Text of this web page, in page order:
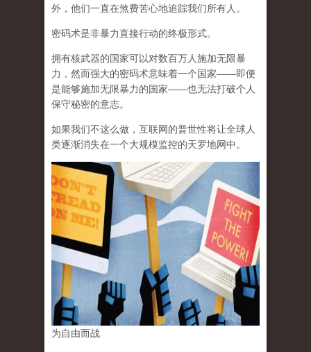
外，他们一直在煞费苦心地追踪我们所有人。
密码术是非暴力直接行动的终极形式。
拥有核武器的国家可以对数百万人施加无限暴
力，然而强大的密码术意味着一个国家——即便
是能够施加无限暴力的国家——也无法打破个人
保守秘密的意志。
如果我们不这么做，互联网的普世性将让全球人
类逐渐消失在一个大规模监控的天罗地网中。
为自由而战